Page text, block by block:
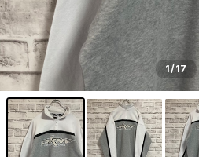
1/17